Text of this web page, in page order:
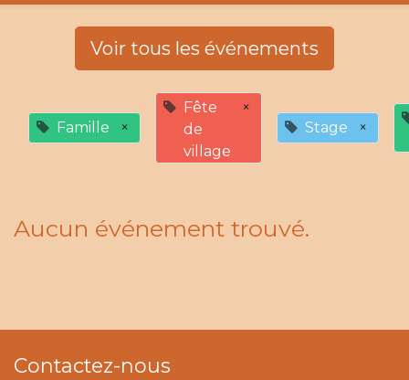
Voir tous les événements
Famille ×
Fête
de
village
×
Stage
×
Aucun événement trouvé.
Contactez-nous